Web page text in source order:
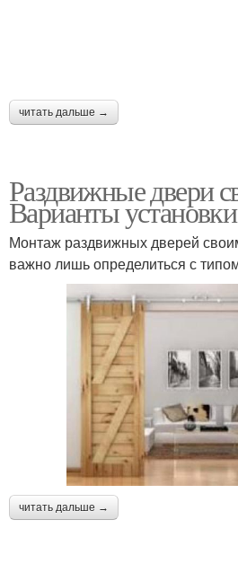
читать дальше →
Раздвижные двери
Варианты установки
Монтаж раздвижных дверей
важно лишь определиться с
читать дальше →